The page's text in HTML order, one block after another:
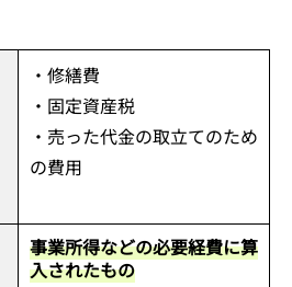
・修繕費
・固定資産税
・売った代金の取立てのため
の費用
事業所得などの必要経費に算
入されたもの